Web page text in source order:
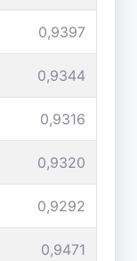
0,9397
0,9344
0,9316
0,9320
0,9292
0,9471